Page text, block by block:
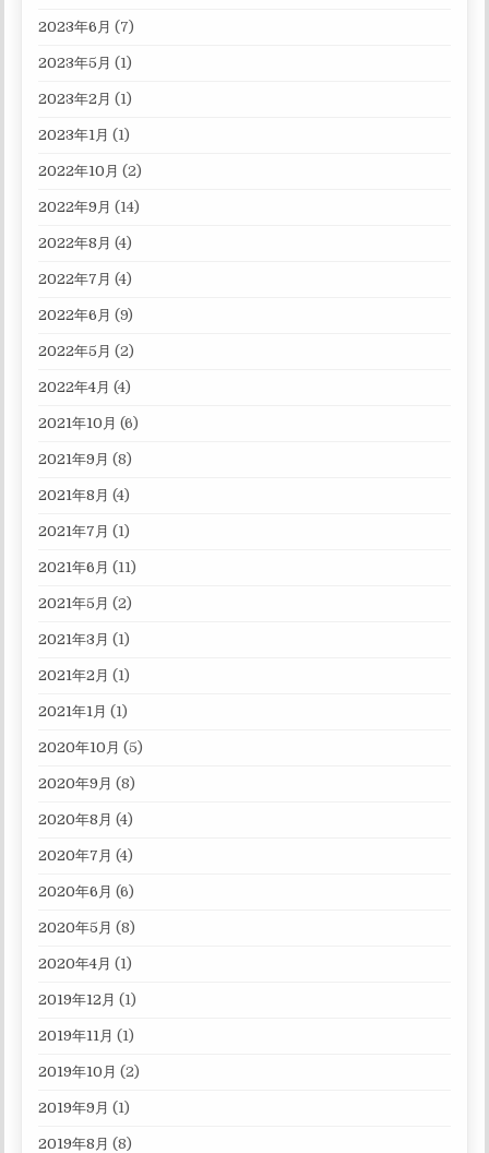
2023年6月 (7)
2023年5月 (1)
2023年2月 (1)
2023年1月 (1)
2022年10月 (2)
2022年9月 (14)
2022年8月 (4)
2022年7月 (4)
2022年6月 (9)
2022年5月 (2)
2022年4月 (4)
2021年10月 (6)
2021年9月 (8)
2021年8月 (4)
2021年7月 (1)
2021年6月 (11)
2021年5月 (2)
2021年3月 (1)
2021年2月 (1)
2021年1月 (1)
2020年10月 (5)
2020年9月 (8)
2020年8月 (4)
2020年7月 (4)
2020年6月 (6)
2020年5月 (8)
2020年4月 (1)
2019年12月 (1)
2019年11月 (1)
2019年10月 (2)
2019年9月 (1)
2019年8月 (8)